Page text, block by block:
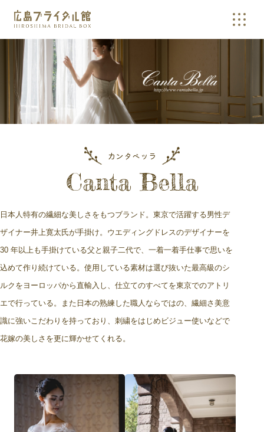
広島最大級のドレス数を誇る広島ブライダル館。フォトウエディ
カンタベッラ
Canta Bella
日本人特有の繊細な美しさをもつブランド。東京で活躍する男性デ
ザイナー井上寛太氏が手掛け。ウエディングドレスのデザイナーを
30 年以上も手掛けている父と親子二代で、一着一着手仕事で思いを
込めて作り続けている。使用している素材は選び抜いた最高級のシ
ルクをヨーロッパから直輸入し、仕立てのすべてを東京でのアトリ
エで行っている。また日本の熟練した職人ならではの、繊細さ美意
識に強いこだわりを持っており、刺繍をはじめビジュー使いなどで
花嫁の美しさを更に輝かせてくれる。